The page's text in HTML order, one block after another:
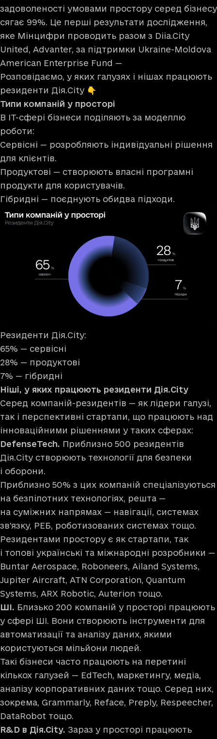
задоволеності умовами простору серед бізнесу
сягає 99%. Це перші результати дослідження,
яке Мінцифри проводить разом з Diia.City
United, Advanter, за підтримки Ukraine-Moldova
American Enterprise Fund —
Розповідаємо, у яких галузях і нішах працюють
резиденти Дія.City 👇
Типи компаній у просторі
В ІТ-сфері бізнеси поділяють за моделлю
роботи:
Сервісні — розробляють індивідуальні рішення
для клієнтів.
Продуктові — створюють власні програмні
продукти для користувачів.
Гібридні — поєднують обидва підходи.
Резиденти Дія.City:
65% — сервісні
28% — продуктові
7% — гібридні
Ніші, у яких працюють резиденти Дія.City
Серед компаній-резидентів — як лідери галузі,
так і перспективні стартапи, що працюють над
інноваційними рішеннями у таких сферах:
DefenseTech. Приблизно 500 резидентів
Дія.City створюють технології для безпеки
і оборони.
Приблизно 50% з цих компаній спеціалізуються
на безпілотних технологіях, решта —
на суміжних напрямах — навігації, системах
зв’язку, РЕБ, роботизованих системах тощо.
Резидентами простору є як стартапи, так
і топові українські та міжнародні розробники —
Buntar Aerospace, Roboneers, Ailand Systems,
Jupiter Aircraft, ATN Corporation, Quantum
Systems, ARX Robotic, Auterion тощо.
ШІ. Близько 200 компаній у просторі працюють
у сфері ШІ. Вони створюють інструменти для
автоматизації та аналізу даних, якими
користуються мільйони людей.
Такі бізнеси часто працюють на перетині
кількох галузей — EdTech, маркетингу, медіа,
аналізу корпоративних даних тощо. Серед них,
зокрема, Grammarly, Reface, Preply, Respeecher,
DataRobot тощо.
R&D в Дія.Сіty. Зараз у просторі працюють